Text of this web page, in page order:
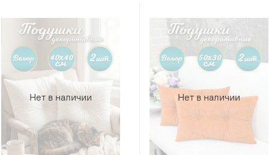
Нет в наличии Нет в наличии